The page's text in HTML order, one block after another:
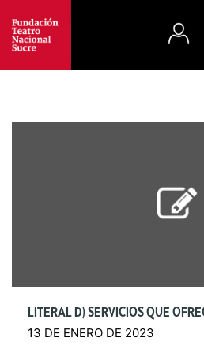
LITERAL D) SERVICIOS QUE
13 DE ENERO DE 2023